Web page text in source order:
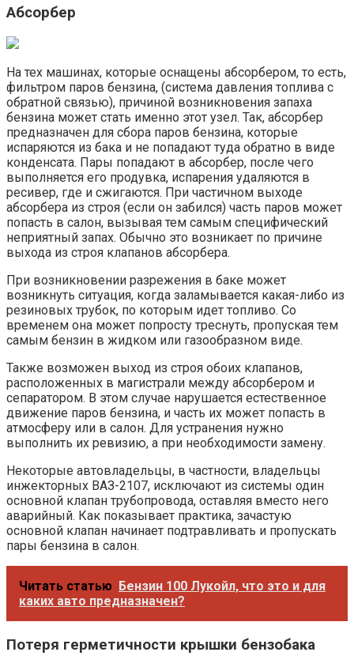
Абсорбер
На тех машинах, которые оснащены абсорбером, то есть,
фильтром паров бензина, (система давления топлива с
обратной связью), причиной возникновения запаха
бензина может стать именно этот узел. Так, абсорбер
предназначен для сбора паров бензина, которые
испаряются из бака и не попадают туда обратно в виде
конденсата. Пары попадают в абсорбер, после чего
выполняется его продувка, испарения удаляются в
ресивер, где и сжигаются. При частичном выходе
абсорбера из строя (если он забился) часть паров может
попасть в салон, вызывая тем самым специфический
неприятный запах. Обычно это возникает по причине
выхода из строя клапанов абсорбера.
При возникновении разрежения в баке может
возникнуть ситуация, когда заламывается какая-либо из
резиновых трубок, по которым идет топливо. Со
временем она может попросту треснуть, пропуская тем
самым бензин в жидком или газообразном виде.
Также возможен выход из строя обоих клапанов,
расположенных в магистрали между абсорбером и
сепаратором. В этом случае нарушается естественное
движение паров бензина, и часть их может попасть в
атмосферу или в салон. Для устранения нужно
выполнить их ревизию, а при необходимости замену.
Некоторые автовладельцы, в частности, владельцы
инжекторных ВАЗ-2107, исключают из системы один
основной клапан трубопровода, оставляя вместо него
аварийный. Как показывает практика, зачастую
основной клапан начинает подтравливать и пропускать
пары бензина в салон.
Читать статью Бензин 100 Лукойл, что это и для
каких авто предназначен?
Потеря герметичности крышки бензобака